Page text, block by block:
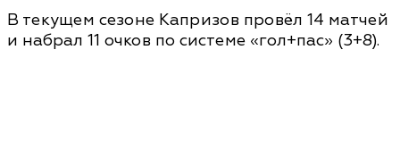
В текущем сезоне Капризов провёл 14 матчей
и набрал 11 очков по системе «гол+пас» (3+8).